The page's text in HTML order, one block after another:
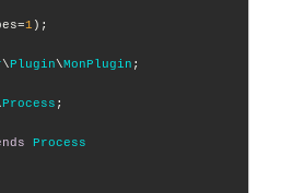
1 );
\Plugin\MonPlugin ;
Process ;
Process